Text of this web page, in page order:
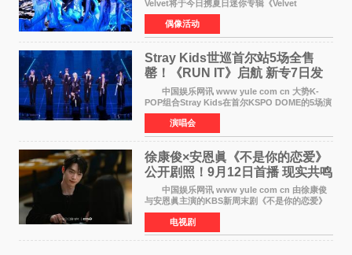
Velvet将于今日携夏日迷你专辑《Velvet
Summer》时隔2年2个月重启完整体活动。这张
于8月3日发行的专辑，主打柔和成熟氛围的夏日
音乐，收录了成员们想着
偶像活动
Stray Kids世巡首尔站5场全售
罄！《RUN IT》启航 新专7日发
中国娱乐网讯 www yule com cn 大势K-
POP组合Stray Kids在首尔KSPO DOME的5场演
唱会全部售罄，为新世界巡演拉开序幕。据所属
社JYP娱乐透露，Stray Kids于上月25至26日、
29日及本月1至2日
演唱会
徐康俊×安恩眞《不是你的恋爱》
公开剧照！9月12日首播 现实共鸣
罗曼史来袭
中国娱乐网讯 www yule com cn 由徐康俊
与安恩眞主演的KBS新周末剧《不是你的恋爱》
于近日公开首波剧照，正式定档9月12日首
播。 剧照中，徐康俊与安恩眞并肩而坐，眼
神中流露出复杂而微
电视剧